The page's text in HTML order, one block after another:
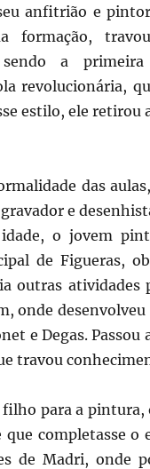
anfitrião e
formação,
sendo a
revolucionária,
estilo, ele retirou
das
e
o jovem
de Figueras,
outras atividades
onde
e Degas.
travou
para a
completasse o
de Madri, onde